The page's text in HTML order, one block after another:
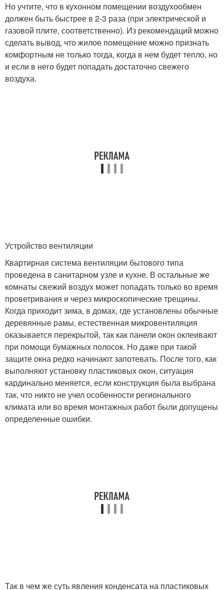
Но учтите, что в кухонном помещении воздухообмен
должен быть быстрее в 2-3 раза (при электрической и
газовой плите, соответственно). Из рекомендаций можно
сделать вывод, что жилое помещение можно признать
комфортным не только тогда, когда в нем будет тепло, но
и если в него будет попадать достаточно свежего
воздуха.
Устройство вентиляции
Квартирная система вентиляции бытового типа
проведена в санитарном узле и кухне. В остальные же
комнаты свежий воздух может попадать только во время
проветривания и через микроскопические трещины.
Когда приходит зима, в домах, где установлены обычные
деревянные рамы, естественная микровентиляция
оказывается перекрытой, так как панели окон оклеивают
при помощи бумажных полосок. Но даже при такой
защите окна редко начинают запотевать. После того, как
выполняют установку пластиковых окон, ситуация
кардинально меняется, если конструкция была выбрана
так, что никто не учел особенности регионального
климата или во время монтажных работ были допущены
определенные ошибки.
Так в чем же суть явления конденсата на пластиковых